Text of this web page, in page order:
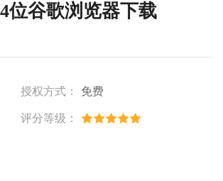
位谷歌浏览器下载
授权方式： 免费
评分等级：